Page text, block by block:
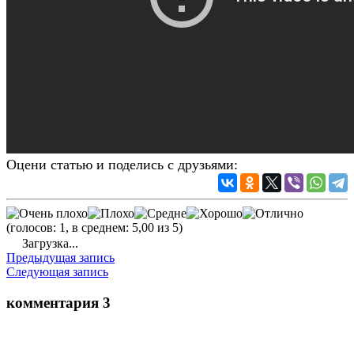
Оцени статью и поделись с друзьями:
(голосов: 1, в среднем: 5,00 из 5)
Загрузка...
Предыдущая запись
Следующая запись
комментария 3